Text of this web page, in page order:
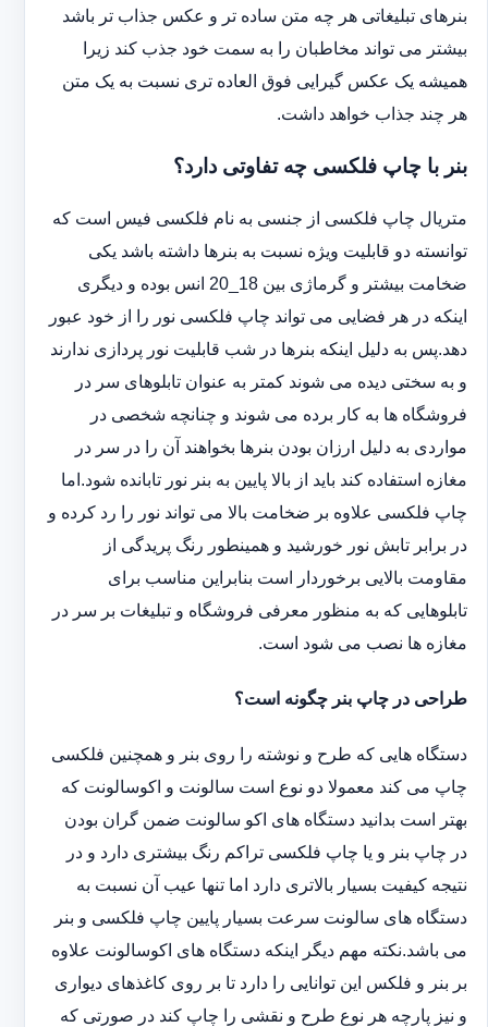
بنرهای تبلیغاتی هر چه متن ساده تر و عکس جذاب تر باشد
بیشتر می تواند مخاطبان را به سمت خود جذب کند زیرا
همیشه یک عکس گیرایی فوق العاده تری نسبت به یک متن
هر چند جذاب خواهد داشت.
بنر با چاپ فلکسی چه تفاوتی دارد؟
متریال چاپ فلکسی از جنسی به نام فلکسی فیس است که
توانسته دو قابلیت ویژه نسبت به بنرها داشته باشد یکی
ضخامت بیشتر و گرماژی بین 18_20 انس بوده و دیگری
اینکه در هر فضایی می تواند چاپ فلکسی نور را از خود عبور
دهد.پس به دلیل اینکه بنرها در شب قابلیت نور پردازی ندارند
و به سختی دیده می شوند کمتر به عنوان تابلوهای سر در
فروشگاه ها به کار برده می شوند و چنانچه شخصی در
مواردی به دلیل ارزان بودن بنرها بخواهند آن را در سر در
مغازه استفاده کند باید از بالا پایین به بنر نور تابانده شود.اما
چاپ فلکسی علاوه بر ضخامت بالا می تواند نور را رد کرده و
در برابر تابش نور خورشید و همینطور رنگ پریدگی از
مقاومت بالایی برخوردار است بنابراین مناسب برای
تابلوهایی که به منظور معرفی فروشگاه و تبلیغات بر سر در
مغازه ها نصب می شود است.
طراحی در چاپ بنر چگونه است؟
دستگاه هایی که طرح و نوشته را روی بنر و همچنین فلکسی
چاپ می کند معمولا دو نوع است سالونت و اکوسالونت که
بهتر است بدانید دستگاه های اکو سالونت ضمن گران بودن
در چاپ بنر و یا چاپ فلکسی تراکم رنگ بیشتری دارد و در
نتیجه کیفیت بسیار بالاتری دارد اما تنها عیب آن نسبت به
دستگاه های سالونت سرعت بسیار پایین چاپ فلکسی و بنر
می باشد.نکته مهم دیگر اینکه دستگاه های اکوسالونت علاوه
بر بنر و فلکس این توانایی را دارد تا بر روی کاغذهای دیواری
و نیز پارچه هر نوع طرح و نقشی را چاپ کند در صورتی که